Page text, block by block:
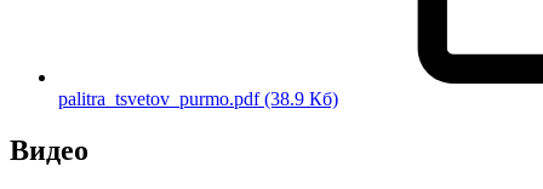
palitra_tsvetov_purmo.pdf(38.9 Кб)
Видео